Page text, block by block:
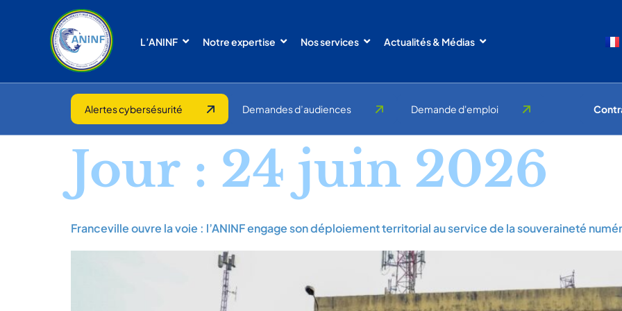
L’ANINF Notre expertise Nos services Actualités & Médias
Alertes cybersésurité Demandes d’audiences Demande d'emploi
Jour : 24 juin 2026
Franceville ouvre la voie : l’ANINF engage son déploiement territorial au service de la souveraineté